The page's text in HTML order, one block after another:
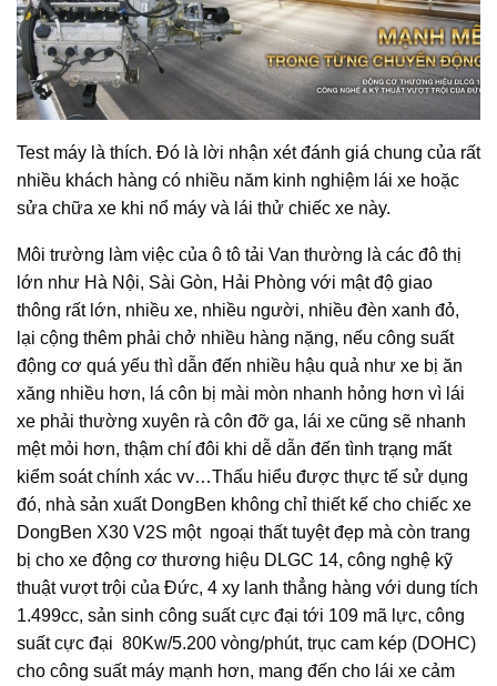
Test máy là thích. Đó là lời nhận xét đánh giá chung của rất
nhiều khách hàng có nhiều năm kinh nghiệm lái xe hoặc
sửa chữa xe khi nổ máy và lái thử chiếc xe này.
Môi trường làm việc của ô tô tải Van thường là các đô thị
lớn như Hà Nội, Sài Gòn, Hải Phòng với mật độ giao
thông rất lớn, nhiều xe, nhiều người, nhiều đèn xanh đỏ,
lại cộng thêm phải chở nhiều hàng nặng, nếu công suất
động cơ quá yếu thì dẫn đến nhiều hậu quả như xe bị ăn
xăng nhiều hơn, lá côn bị mài mòn nhanh hỏng hơn vì lái
xe phải thường xuyên rà côn đỡ ga, lái xe cũng sẽ nhanh
mệt mỏi hơn, thậm chí đôi khi dễ dẫn đến tình trạng mất
kiểm soát chính xác vv…Thấu hiểu được thực tế sử dụng
đó, nhà sản xuất DongBen không chỉ thiết kế cho chiếc xe
DongBen X30 V2S một ngoại thất tuyệt đẹp mà còn trang
bị cho xe động cơ thương hiệu DLGC 14, công nghệ kỹ
thuật vượt trội của Đức, 4 xy lanh thẳng hàng với dung tích
1.499cc, sản sinh công suất cực đại tới 109 mã lực, công
suất cực đại 80Kw/5.200 vòng/phút, trục cam kép (DOHC)
cho công suất máy mạnh hơn, mang đến cho lái xe cảm